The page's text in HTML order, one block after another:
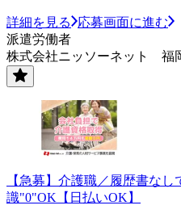
詳細を見る
応募画面に進む
派遣労働者
株式会社ニッソーネット 福
【急募】介護職／履歴書な
識"0"OK【日払いOK】